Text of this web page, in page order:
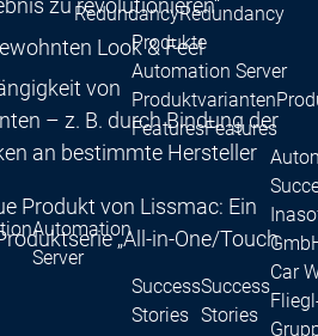
RedundancyRedundancy
Automation
Server
Produkte
Automation Server
Produktvarianten
FeaturesFeatures
Success
Stories
Success
Stories
Car
Look & Feel
von
– z. B. durch Bindung der
an bestimmte Hersteller
Produkt von Lissmac: Ein
„All-in-One/Touch